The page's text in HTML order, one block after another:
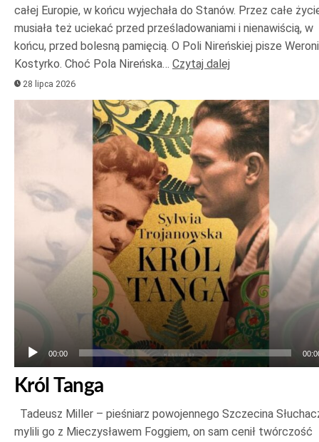
całej Europie, w końcu wyjechała do Stanów. Przez całe
musiała też uciekać przed prześladowaniami i nienawiścią, w
końcu, przed bolesną pamięcią. O Poli Nireńskiej pisze
Kostyrko. Choć Pola Nireńska… Czytaj dalej
28 lipca 2026
plików
00:00
Król Tanga
Tadeusz Miller – pieśniarz powojennego Szczecina
mylili go z Mieczysławem Foggiem, on sam cenił twórczość